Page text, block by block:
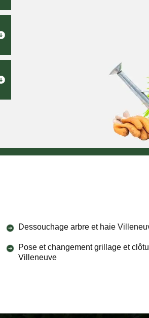
Dessouchage arbre et haie
Pose et changement grillage et
Villeneuve